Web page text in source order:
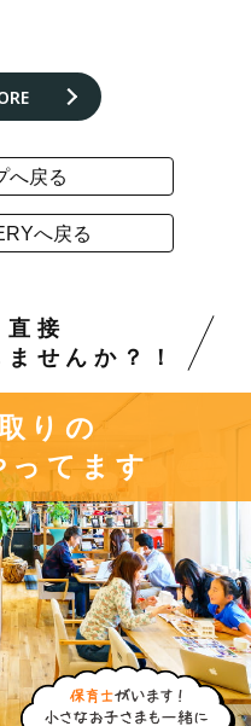
へ戻る
へ戻る
直接
せんか？！
りの
ってます